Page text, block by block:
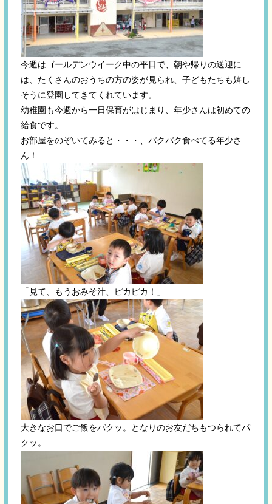
今週はゴールデンウイーク中の平日で、朝や帰りの送迎に
は、たくさんのおうちの方の姿が見られ、子どもたちも嬉し
そうに登園してきてくれています。
幼稚園も今週から一日保育がはじまり、年少さんは初めての
給食です。
お部屋をのぞいてみると・・・、パクパク食べてる年少さ
ん！
「見て、もうおみそ汁、ピカピカ！」
大きなお口でご飯をパクッ。となりのお友だちもつられてパ
クッ。